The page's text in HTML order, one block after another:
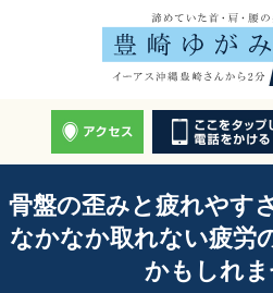
骨盤の歪みと疲れやす
なかなか取れない疲労
かもしれ